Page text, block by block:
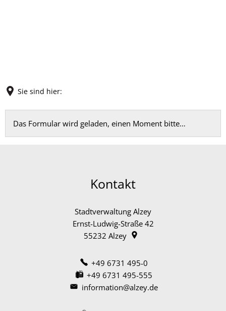
Sie sind hier:
Feedback
Das Formular wird geladen, einen Moment bitte…
Kontakt
Stadtverwaltung Alzey
Ernst-Ludwig-Straße 42
55232 Alzey
+49 6731 495-0
+49 6731 495-555
information@alzey.de